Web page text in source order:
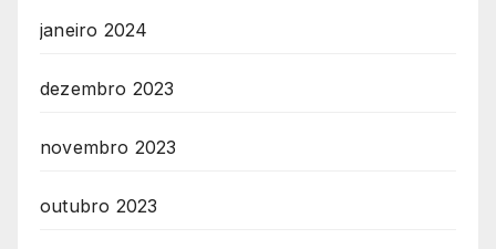
janeiro 2024
dezembro 2023
novembro 2023
outubro 2023